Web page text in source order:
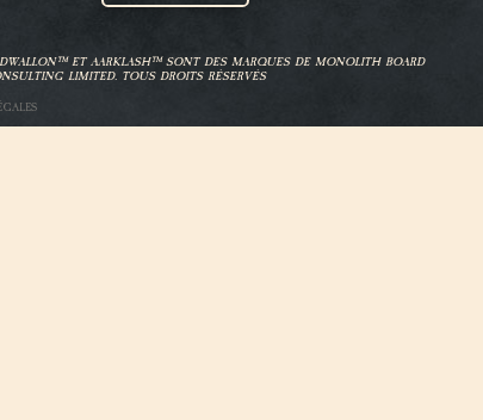
ET AARKLASH™ SONT DES MARQUES DE MONOLITH BOARD
LIMITED. TOUS DROITS RÉSERVÉS